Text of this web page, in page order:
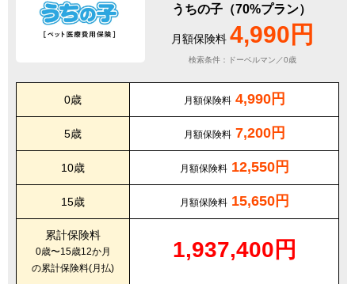
うちの子（70%プラン）
月額保険料 4,990円
検索条件：ドーベルマン／0歳
0歳 月額保険料 4,990円
5歳 月額保険料 7,200円
10歳 月額保険料 12,550円
15歳 月額保険料 15,650円
累計保険料
0歳〜15歳12か月
の累計保険料(月払)
1,937,400円